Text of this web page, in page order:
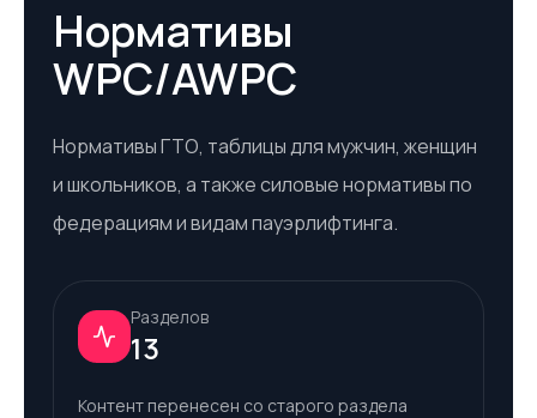
Нормативы
WPC/AWPC
Нормативы ГТО, таблицы для мужчин, женщин
и школьников, а также силовые нормативы по
федерациям и видам пауэрлифтинга.
Разделов
13
Контент перенесен со старого раздела